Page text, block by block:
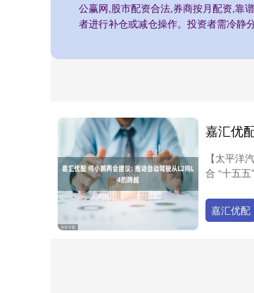
公赢网,股市配资合法,券商按月配资,靠
者进行补仓或减仓操作。投资者需冷静
【太平洋
合 “十五
嘉汇优配